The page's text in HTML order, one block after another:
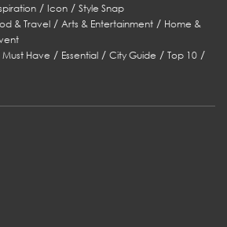
/ Icon/ Style Snap
& Travel/ Arts & Entertainment/ Home &
Must Have / Essential /City Guide /Top 10 /